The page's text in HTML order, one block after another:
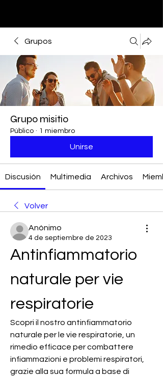
Grupos
Grupo misitio
Público · 1 miembro
Unirse
Discusión Multimedia Archivos
Volver
Anónimo
4 de septiembre de 2023
Antinfiammatorio
naturale per vie
respiratorie
Scopri il nostro antinfiammatorio
naturale per le vie respiratorie, un
rimedio efficace per combattere
infiammazioni e problemi respiratori,
grazie alla sua formula a base di